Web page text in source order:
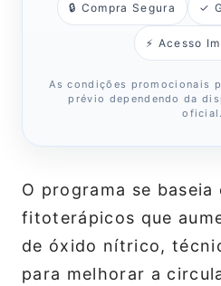
🔒 Compra Segura ✓
⚡ Acesso
As condições promocionais
prévio dependendo da
oficial.
O programa se
fitoterápicos que
de óxido nítrico,
para melhorar a